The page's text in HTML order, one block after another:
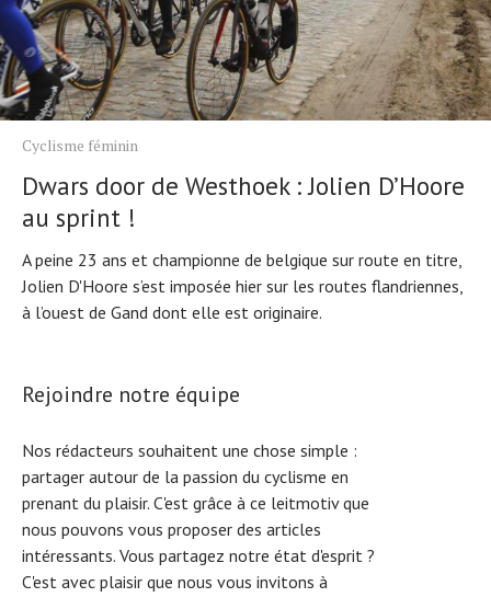
Cyclisme féminin
Dwars door de Westhoek : Jolien D’Hoore
au sprint !
A peine 23 ans et championne de belgique sur route en titre,
Jolien D'Hoore s’est imposée hier sur les routes flandriennes,
à l’ouest de Gand dont elle est originaire.
Rejoindre notre équipe
Nos rédacteurs souhaitent une chose simple :
partager autour de la passion du cyclisme en
prenant du plaisir. C'est grâce à ce leitmotiv que
nous pouvons vous proposer des articles
intéressants. Vous partagez notre état d'esprit ?
C'est avec plaisir que nous vous invitons à